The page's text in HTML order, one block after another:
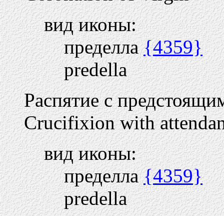
вид иконы:
пределла{4359}
predella
Распятие с
Crucifixion with
вид иконы:
пределла{4359}
predella